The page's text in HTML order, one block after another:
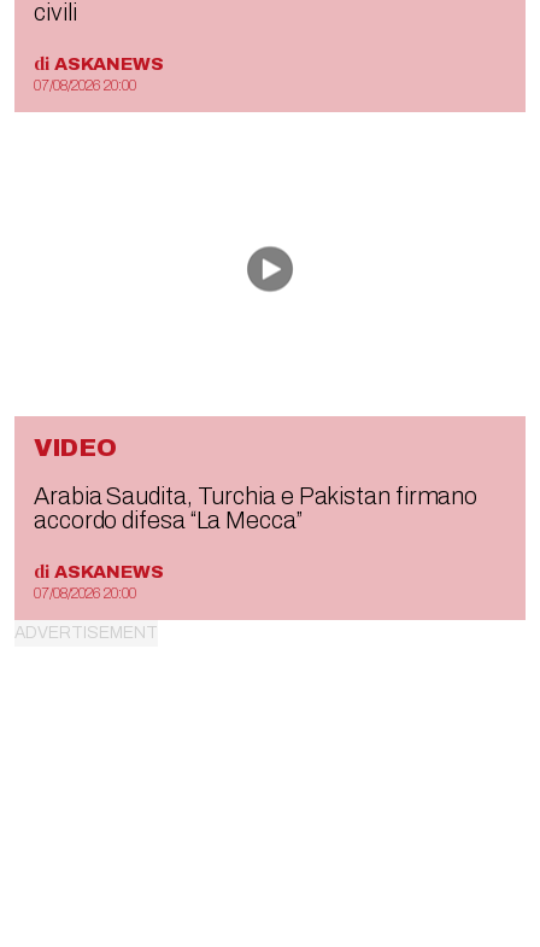
civili
di ASKANEWS
07/08/2026 20:00
VIDEO
Arabia Saudita, Turchia e Pakistan firmano
accordo difesa “La Mecca”
di ASKANEWS
07/08/2026 20:00